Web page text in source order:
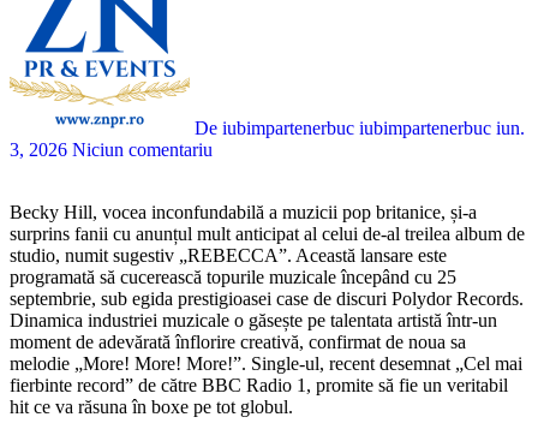
De iubimpartenerbuc iubimpartenerbuc iun.
3, 2026 Niciun comentariu
Becky Hill, vocea inconfundabilă a muzicii pop britanice, și-a
surprins fanii cu anunțul mult anticipat al celui de-al treilea album de
studio, numit sugestiv „REBECCA”. Această lansare este
programată să cucerească topurile muzicale începând cu 25
septembrie, sub egida prestigioasei case de discuri Polydor Records.
Dinamica industriei muzicale o găsește pe talentata artistă într-un
moment de adevărată înflorire creativă, confirmat de noua sa
melodie „More! More! More!”. Single-ul, recent desemnat „Cel mai
fierbinte record” de către BBC Radio 1, promite să fie un veritabil
hit ce va răsuna în boxe pe tot globul.